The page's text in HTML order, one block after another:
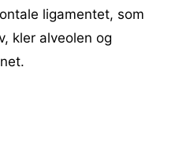
ligamentet, som
kler alveolen og